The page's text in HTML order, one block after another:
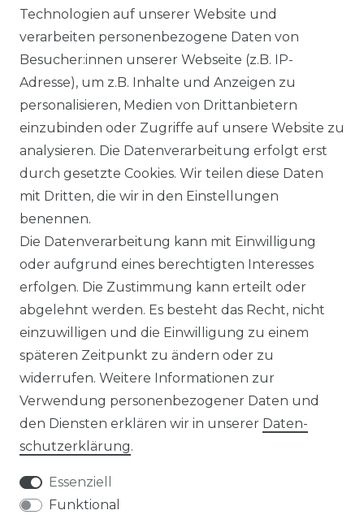
WEITERE DETAILS
HERSTELLER
09 Neutral
RECHTLICHES
SERVICE
UNTERNEHMEN
ÜBER UNS
Technologien auf unserer Website und
verarbeiten personenbezogene Daten von
Besucher:innen unserer Webseite (z.B. IP-
Adresse), um z.B. Inhalte und Anzeigen zu
personalisieren, Medien von Drittanbietern
einzubinden oder Zugriffe auf unsere Website zu
analysieren. Die Datenverarbeitung erfolgt erst
durch gesetzte Cookies. Wir teilen diese Daten
mit Dritten, die wir in den Einstellungen
benennen.
Die Datenverarbeitung kann mit Einwilligung
oder aufgrund eines berechtigten Interesses
erfolgen. Die Zustimmung kann erteilt oder
abgelehnt werden. Es besteht das Recht, nicht
einzuwilligen und die Einwilligung zu einem
späteren Zeitpunkt zu ändern oder zu
widerrufen. Weitere Informationen zur
Verwendung personenbezogener Daten und
den Diensten erklären wir in unserer Daten­
schutz­erklärung.
Essenziell
Funktional